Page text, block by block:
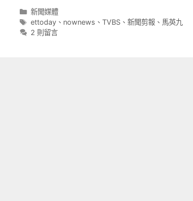
分
類
新聞媒體
標
籤
ettoday、 nownews 、 TVBS、 新聞剪報、 馬英九
2 則留言